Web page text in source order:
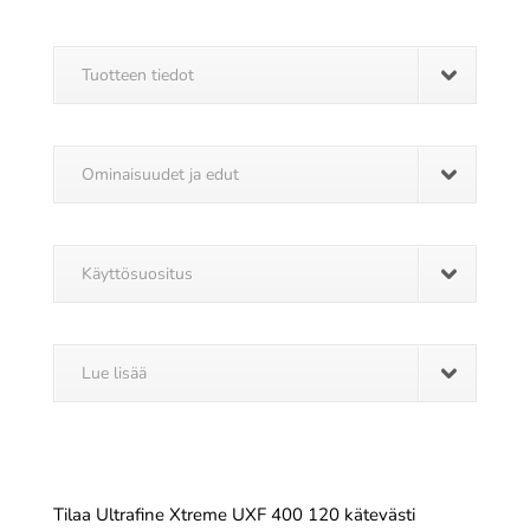
Tuotteen tiedot
Ominaisuudet ja edut
Käyttösuositus
Lue lisää
Tilaa Ultrafine Xtreme UXF 400 120 kätevästi